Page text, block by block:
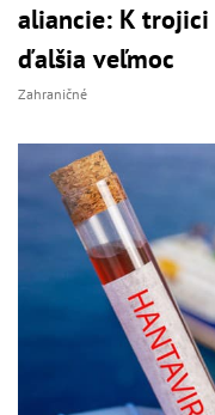
aliancie: K
ďalšia veľmoc
Zahraničné